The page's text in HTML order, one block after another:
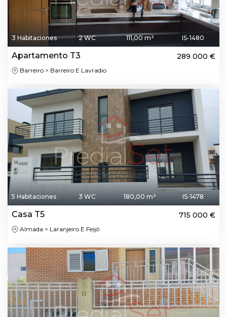
3 Habitaciones 2 WC 111,00 m² IS-1480
Apartamento T3 289 000 €
Barreiro > Barreiro E Lavradio
5 Habitaciones 3 WC 180,00 m² IS-1478
Casa T5 715 000 €
Almada > Laranjeiro E Feijó